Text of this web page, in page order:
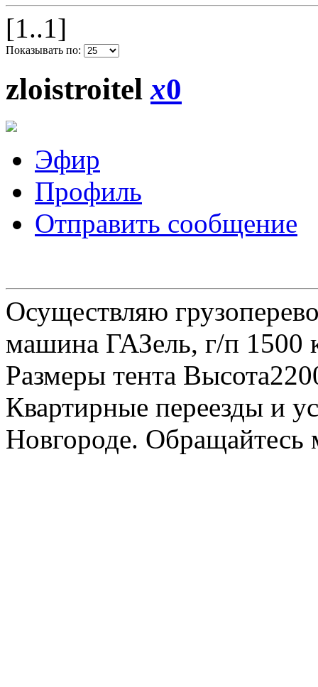
[1..1]
Показывать по:
zloistroitelx0
Эфир
Профиль
Отправить сообщение
Осуществляю
машина ГАЗель, г/п 1500
Размеры тента
Квартирные переезды и
Новгороде.